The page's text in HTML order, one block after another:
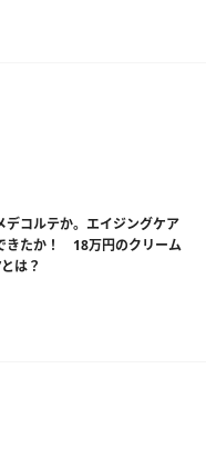
デコルテか。エイジングケア
きたか！ 18万円のクリーム
は？